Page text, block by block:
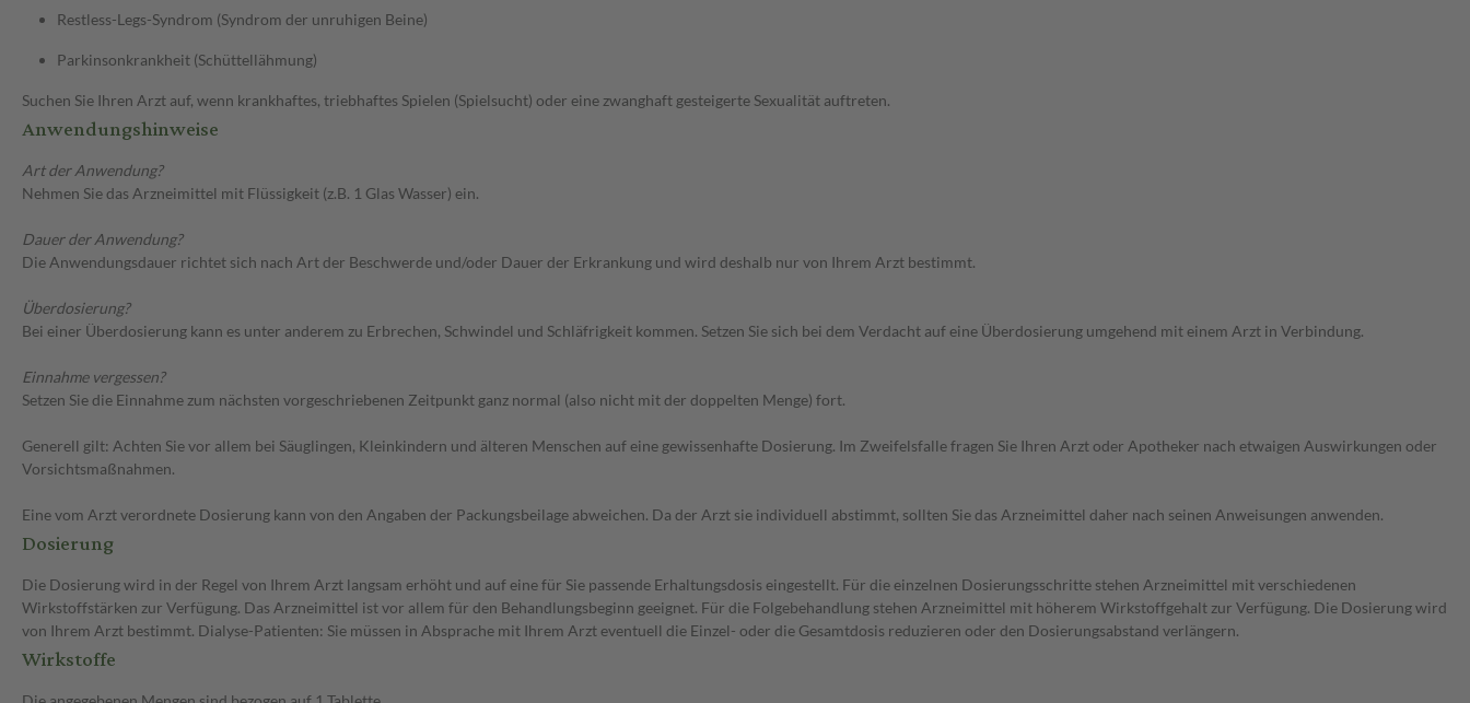
Restless-Legs-Syndrom (Syndrom der unruhigen Beine)
Parkinsonkrankheit (Schüttellähmung)
Suchen Sie Ihren Arzt auf, wenn krankhaftes, triebhaftes Spielen (Spielsucht) oder eine zwanghaft gesteigerte Sexualität auftreten.
Anwendungshinweise
Art der Anwendung?
Nehmen Sie das Arzneimittel mit Flüssigkeit (z.B. 1 Glas Wasser) ein.
Dauer der Anwendung?
Die Anwendungsdauer richtet sich nach Art der Beschwerde und/oder Dauer der Erkrankung und wird deshalb nur von Ihrem Arzt bestimmt.
Überdosierung?
Bei einer Überdosierung kann es unter anderem zu Erbrechen, Schwindel und Schläfrigkeit kommen. Setzen Sie sich bei dem Verdacht auf eine Überdosierung umgehend mit einem Arzt in Verbindung.
Einnahme vergessen?
Setzen Sie die Einnahme zum nächsten vorgeschriebenen Zeitpunkt ganz normal (also nicht mit der doppelten Menge) fort.
Generell gilt: Achten Sie vor allem bei Säuglingen, Kleinkindern und älteren Menschen auf eine gewissenhafte Dosierung. Im Zweifelsfalle fragen Sie Ihren Arzt oder Apotheker nach etwaigen Auswirkungen oder
Vorsichtsmaßnahmen.
Eine vom Arzt verordnete Dosierung kann von den Angaben der Packungsbeilage abweichen. Da der Arzt sie individuell abstimmt, sollten Sie das Arzneimittel daher nach seinen Anweisungen anwenden.
Dosierung
Die Dosierung wird in der Regel von Ihrem Arzt langsam erhöht und auf eine für Sie passende Erhaltungsdosis eingestellt. Für die einzelnen Dosierungsschritte stehen Arzneimittel mit verschiedenen
Wirkstoffstärken zur Verfügung. Das Arzneimittel ist vor allem für den Behandlungsbeginn geeignet. Für die Folgebehandlung stehen Arzneimittel mit höherem Wirkstoffgehalt zur Verfügung. Die Dosierung wird
von Ihrem Arzt bestimmt. Dialyse-Patienten: Sie müssen in Absprache mit Ihrem Arzt eventuell die Einzel- oder die Gesamtdosis reduzieren oder den Dosierungsabstand verlängern.
Wirkstoffe